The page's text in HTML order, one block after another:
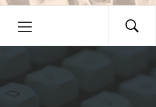
principal